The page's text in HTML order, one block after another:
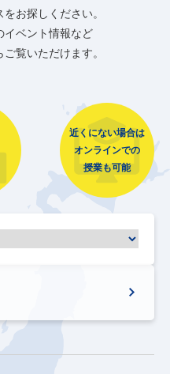
お探しください。
イベント情報など
覧いただけます。
近くにない場合は
オンラインでの
授業も可能